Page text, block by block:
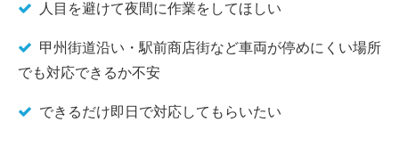
人目を避けて夜間に作業をしてほしい
甲州街道沿い・駅前商店街など車両が停めにくい場所
でも対応できるか不安
できるだけ即日で対応してもらいたい